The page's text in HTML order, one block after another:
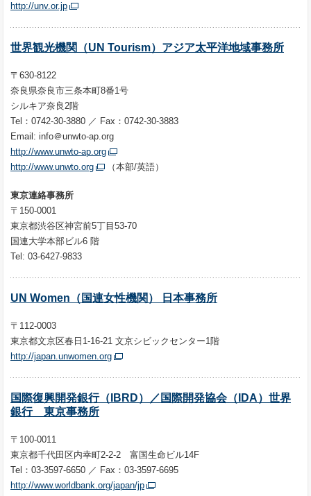
http://unv.or.jp
世界観光機関（UN Tourism）アジア太平洋地域事務所
〒630-8122
奈良県奈良市三条本町8番1号
シルキア奈良2階
Tel：0742-30-3880 ／ Fax：0742-30-3883
Email: info＠unwto-ap.org
http://www.unwto-ap.org
http://www.unwto.org
（本部/英語）
東京連絡事務所
〒150-0001
東京都渋谷区神宮前5丁目53-70
国連大学本部ビル6 階
Tel: 03-6427-9833
UN Women（国連女性機関） 日本事務所
〒112-0003
東京都文京区春日1-16-21 文京シビックセンター1階
http://japan.unwomen.org
国際復興開発銀行（IBRD）／国際開発協会（IDA）世界
銀行 東京事務所
〒100-0011
東京都千代田区内幸町2-2-2 富国生命ビル14F
Tel：03-3597-6650 ／ Fax：03-3597-6695
http://www.worldbank.org/japan/jp